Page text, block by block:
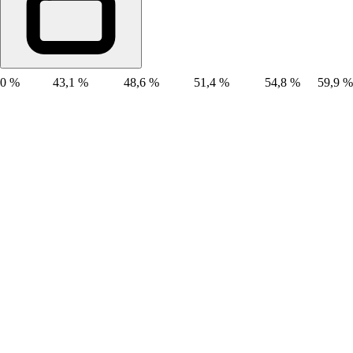
0 % 43,1 % 48,6 % 51,4 % 54,8 % 59,9 %